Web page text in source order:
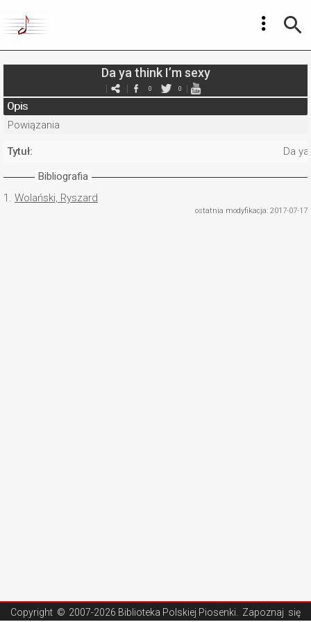
Da ya think I’m sexy
0 0
Opis
Powiązania
Tytuł:
Da
Bibliografia
1. Wolański, Ryszard
ostatnia modyfikacja: 2017-07-17
Copyright © 2007-2026 Biblioteka Polskiej Piosenki . Zapoznaj się